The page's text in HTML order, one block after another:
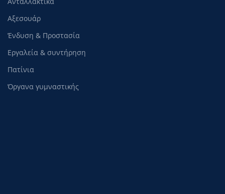
Αξεσουάρ
Ένδυση & Προστασία
Εργαλεία & συντήρηση
Πατίνια
Όργανα γυμναστικής